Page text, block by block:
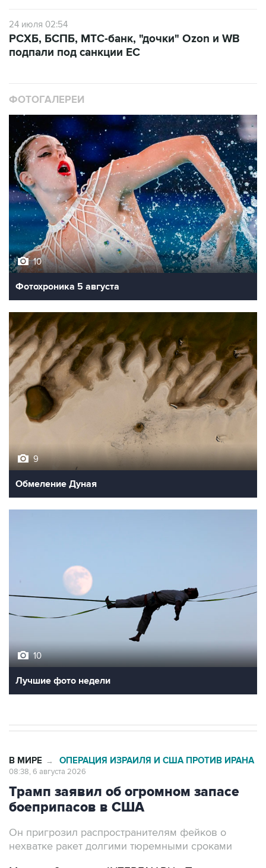
24 июля 02:54
РСХБ, БСПБ, МТС-банк, "дочки" Ozon и WB
подпали под санкции ЕС
ФОТОГАЛЕРЕИ
10
Фотохроника 5 августа
9
Обмеление Дуная
10
Лучшие фото недели
В МИРЕ → ОПЕРАЦИЯ ИЗРАИЛЯ И США ПРОТИВ ИРАНА
08:38, 6 августа 2026
Трамп заявил об огромном запасе
боеприпасов в США
Он пригрозил распространителям фейков о
нехватке ракет долгими тюремными сроками